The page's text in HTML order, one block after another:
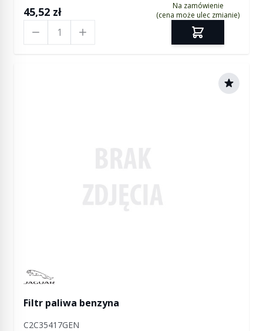
45,52 zł
Na zamówienie
(cena może ulec zmianie)
Manufactured by Jaguar
Filtr paliwa benzyna
C2C35417GEN